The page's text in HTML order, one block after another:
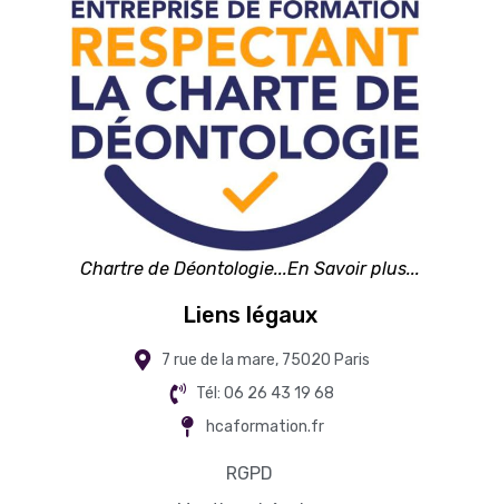
Chartre de Déontologie...En Savoir plus...
Liens légaux
7 rue de la mare, 75020 Paris
Tél: 06 26 43 19 68
hcaformation.fr
RGPD